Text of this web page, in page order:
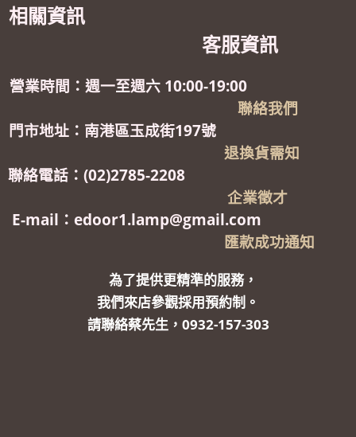
相關資訊
客服資訊
營業時間：週一至週六 10:00-19:00
聯絡我們
門市地址：南港區玉成街197號
退換貨需知
聯絡電話：(02)2785-2208
企業徵才
E-mail：edoor1.lamp@gmail.com
匯款成功通知
為了提供更精準的服務，
我們來店參觀採用預約制。
請聯絡蔡先生，0932-157-303